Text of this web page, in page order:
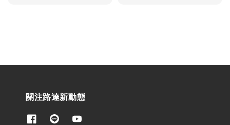
關注路達新動態